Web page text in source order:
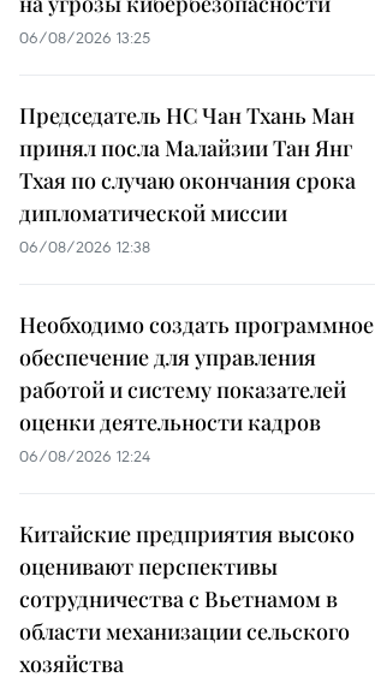
06/08/2026 13:25
Председатель НС Чан Тхань Ман
принял посла Малайзии Тан Янг
Тхая по случаю окончания срока
дипломатической миссии
06/08/2026 12:38
Необходимо создать программное
обеспечение для управления
работой и систему показателей
оценки деятельности кадров
06/08/2026 12:24
Китайские предприятия высоко
оценивают перспективы
сотрудничества с Вьетнамом в
области механизации сельского
хозяйства